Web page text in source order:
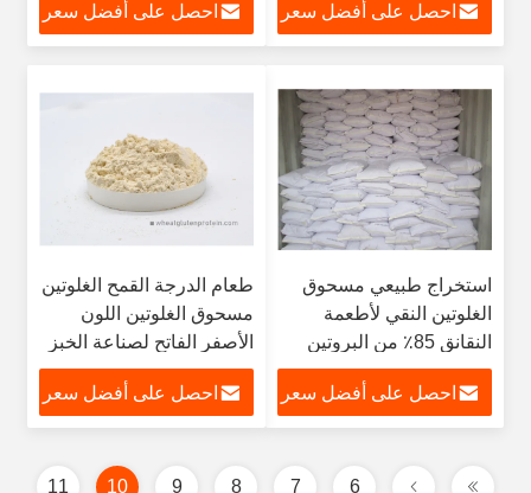
احصل على أفضل سعر
احصل على أفضل سعر
استخراج طبيعي مسحوق
الغلوتين النقي لأطعمة
النقانق 85٪ من البروتين
احصل على أفضل سعر
طعام الدرجة القمح الغلوتين
مسحوق الغلوتين اللون
الأصفر الفاتح لصناعة الخبز
احصل على أفضل سعر
6
7
8
9
10
11